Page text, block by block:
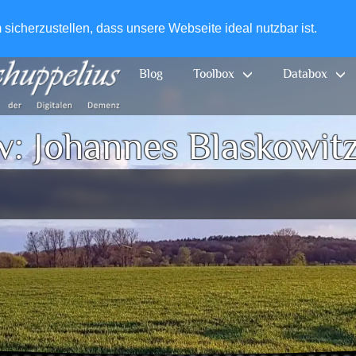
dass unsere Webseite ideal nutzbar ist.
Blog Toolbox Databox
Johannes